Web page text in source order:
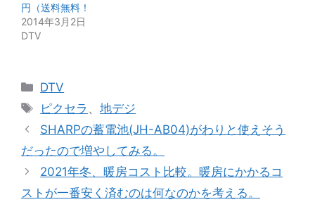
円（送料無料！
2014年3月2日
DTV
カ
テ
リ
ー
DTV
タ
グ
ピクセラ 、地デジ
SHARPの蓄電池(JH-AB04)がわりと使えそう
だったので増やしてみる。
2021年冬、暖房コスト比較。暖房にかかるコ
ストが一番安く済むのは何なのかを考える。